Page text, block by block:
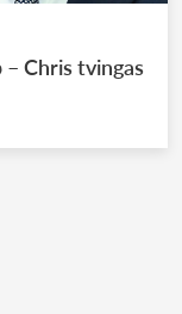
Chris tvingas